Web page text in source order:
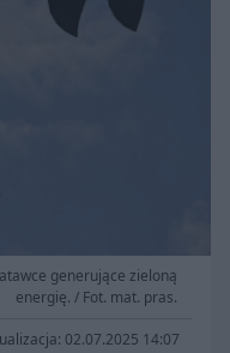
generujące zieloną
energię. / Fot. mat. pras.
02.07.2025 14:07